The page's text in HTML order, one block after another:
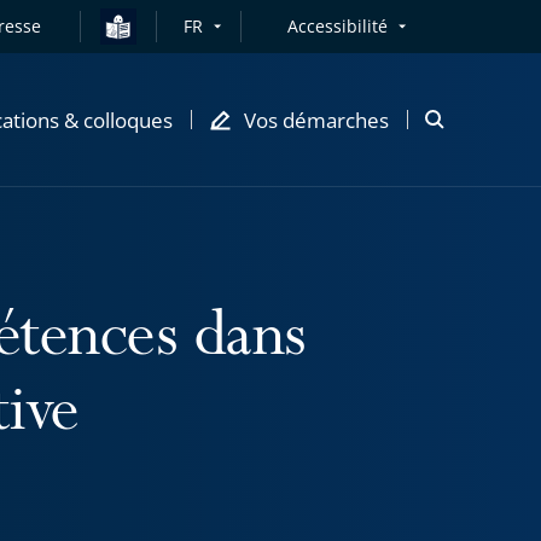
FR Accessibilité
& colloques Vos démarches
Ouvrir
dans